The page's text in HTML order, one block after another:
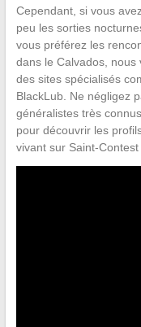
Cependant, si vous
peu les sorties
vous préférez les
dans le Calvados,
des sites spécialisés
BlackLub. Ne négligez
généralistes très
pour découvrir les
vivant sur Saint-Contest